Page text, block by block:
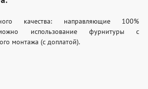
качества: направляющие 100%
использование фурнитуры с
монтажа (с доплатой).